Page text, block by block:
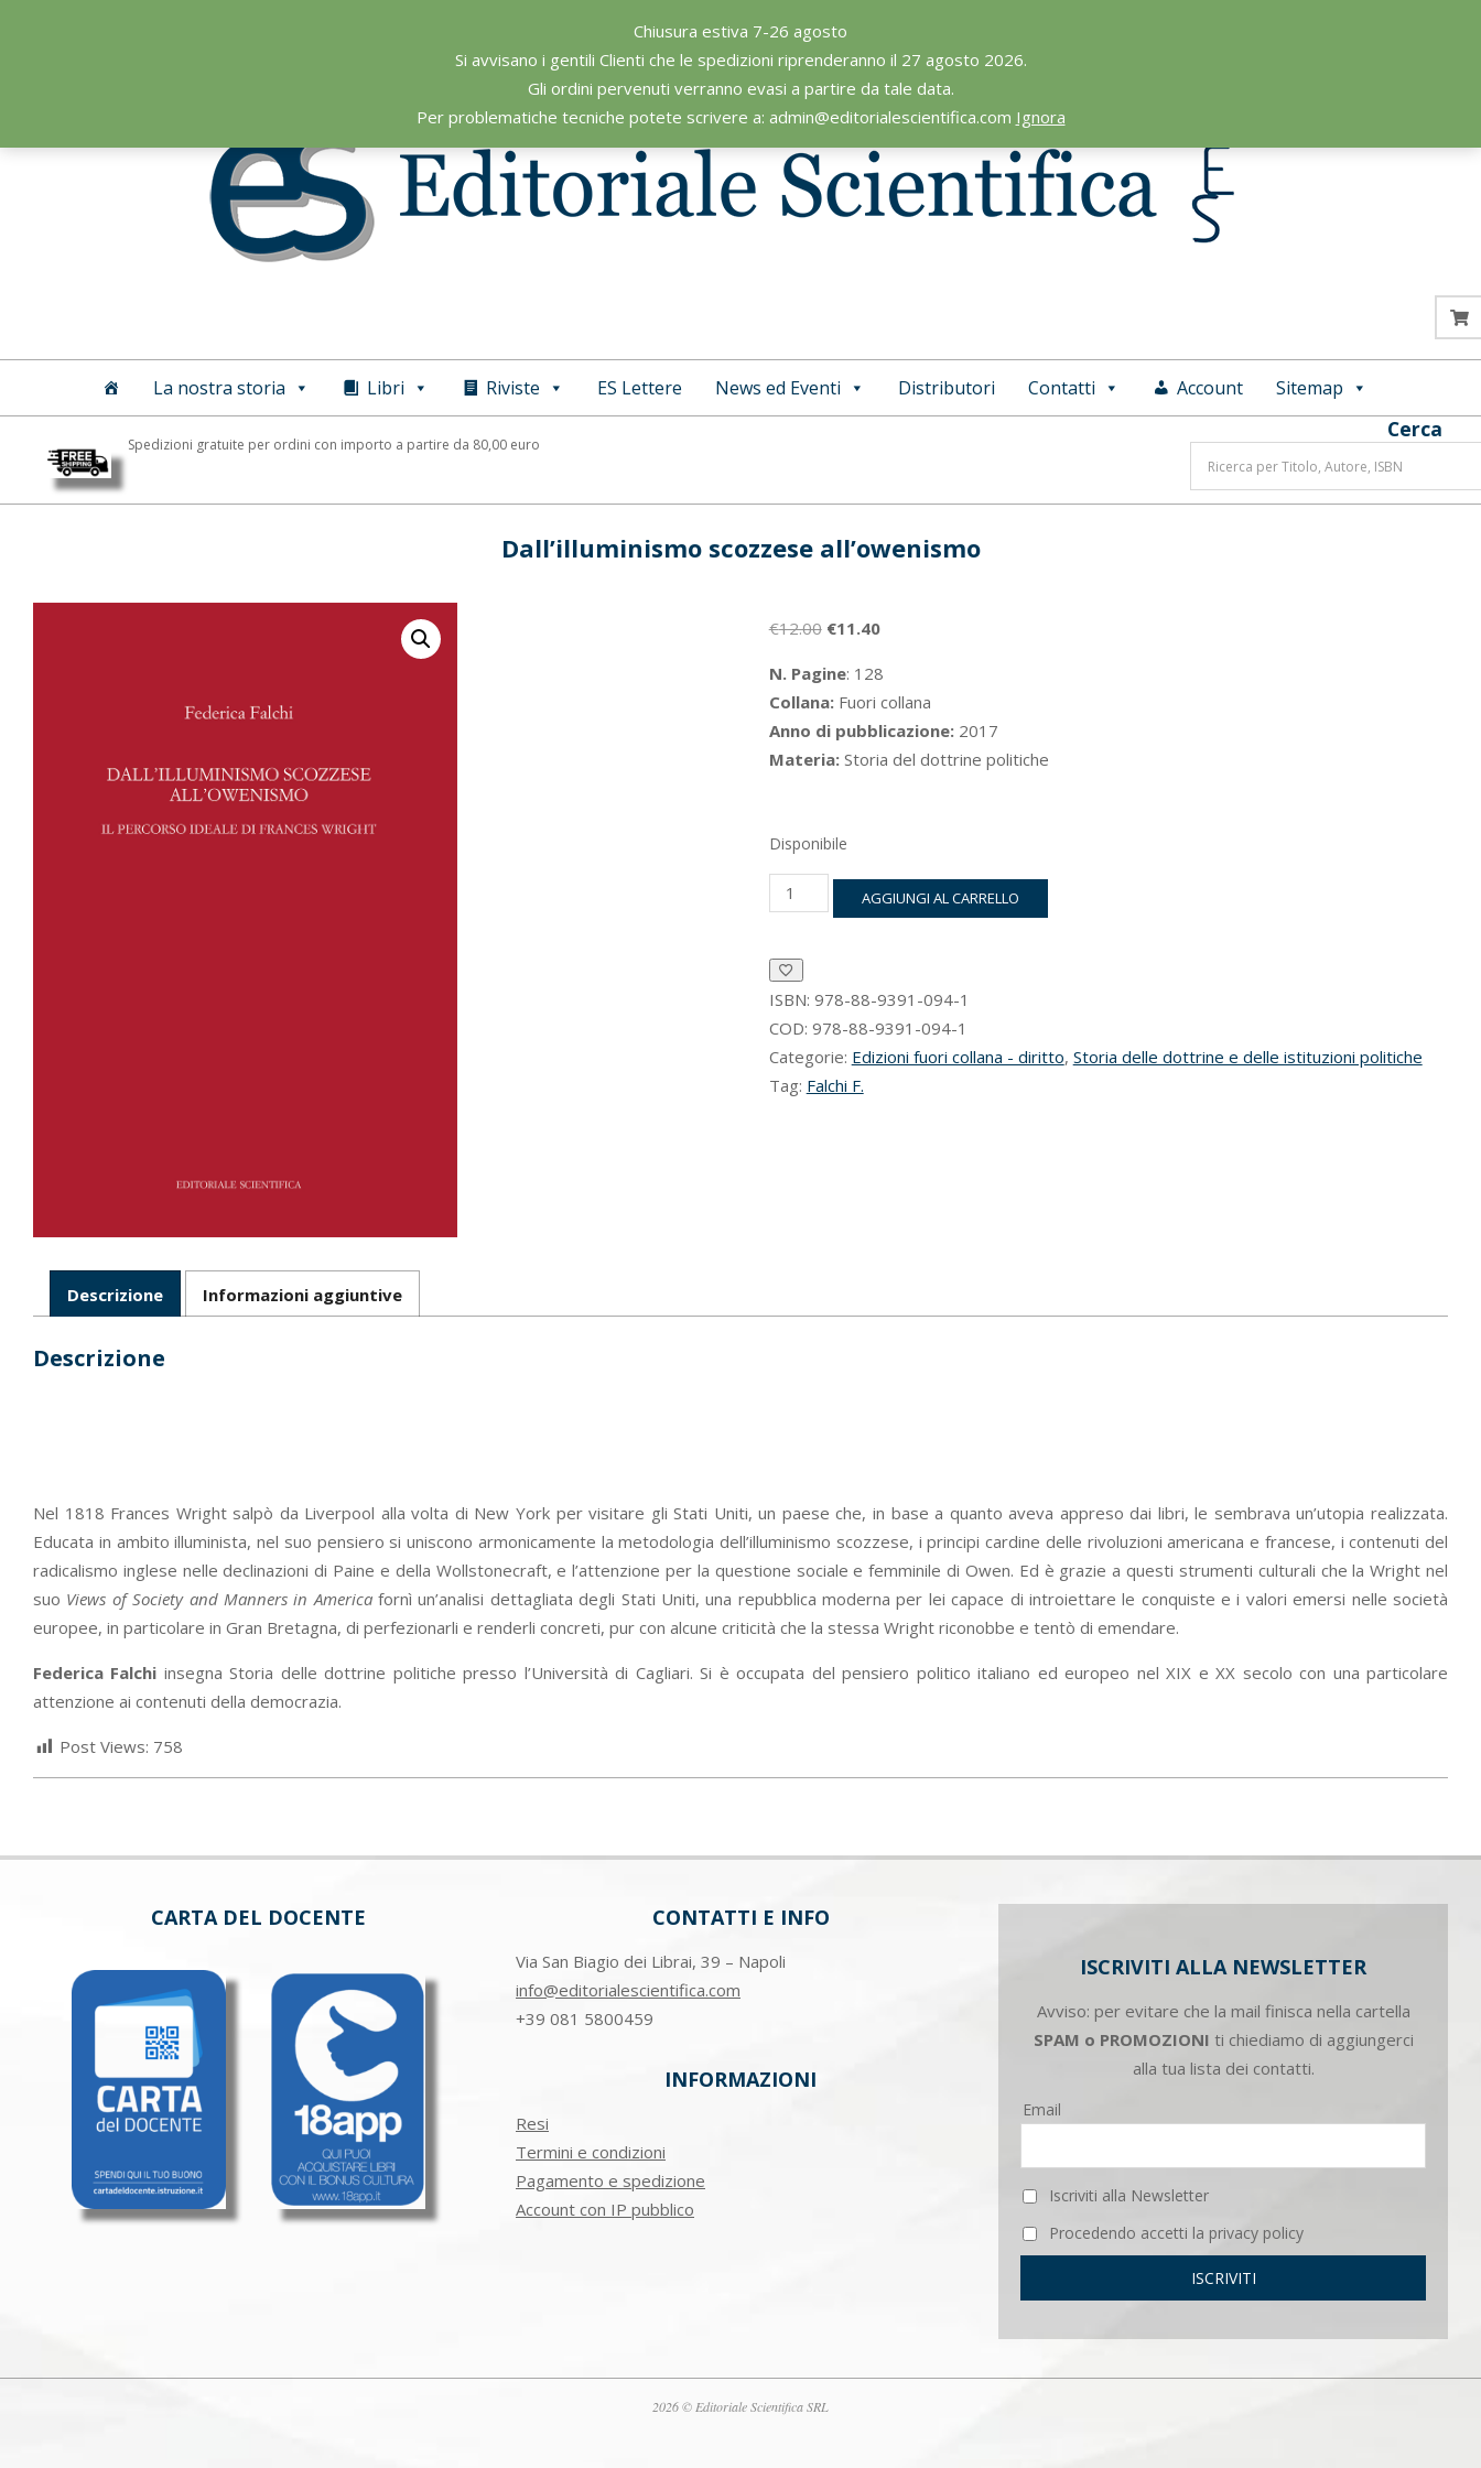
Chiusura estiva 7-26 agosto
Si avvisano i gentili Clienti che le spedizioni riprenderanno il 27 agosto 2026.
Gli ordini pervenuti verranno evasi a partire da tale data.
Per problematiche tecniche potete scrivere a: admin@editorialescientifica.com Ignora
Editoriale
Scientifica
Primary
La nostra storia Libri Riviste ES Lettere News ed Eventi Distributori Contatti Account Sitemap
Spedizioni gratuite per ordini con importo a partire da 80,00 euro
Cerca
Dall’illuminismo scozzese all’owenismo
€12.00 Il
originale
era:
€12.00.
€11.40Il
attuale
è:
€11.40.
N. Pagine: 128
Collana:Fuori collana
Anno di pubblicazione:2017
Materia:Storia del dottrine politiche
Disponibile
Dall’illuminismo
scozzese
AGGIUNGI AL CARRELLO
ISBN: 978-88-9391-094-1
COD: 978-88-9391-094-1
Categorie: Edizioni fuori collana - diritto, Storia delle dottrine e delle istituzioni politiche
Tag: Falchi F.
Descrizione Informazioni aggiuntive
Descrizione
Nel 1818 Frances Wright salpò da Liverpool alla volta di New York per visitare gli Stati Uniti, un paese che, in base a quanto aveva appreso dai libri, le sembrava un’utopia realizzata.
Educata in ambito illuminista, nel suo pensiero si uniscono armonicamente la metodologia dell’illuminismo scozzese, i principi cardine delle rivoluzioni americana e francese, i contenuti del
radicalismo inglese nelle declinazioni di Paine e della Wollstonecraft, e l’attenzione per la questione sociale e femminile di Owen. Ed è grazie a questi strumenti culturali che la Wright nel
suo Views of Society and Manners in Americafornì un’analisi dettagliata degli Stati Uniti, una repubblica moderna per lei capace di introiettare le conquiste e i valori emersi nelle società
europee, in particolare in Gran Bretagna, di perfezionarli e renderli concreti, pur con alcune criticità che la stessa Wright riconobbe e tentò di emendare.
Federica Falchi insegna Storia delle dottrine politiche presso l’Università di Cagliari. Si è occupata del pensiero politico italiano ed europeo nel XIX e XX secolo con una particolare
attenzione ai contenuti della democrazia.
Post Views: 758
CARTA DEL DOCENTE CONTATTI E INFO
Via San Biagio dei Librai, 39 – Napoli
info@editorialescientifica.com
+39 081 5800459
INFORMAZIONI
Resi
Termini e condizioni
Pagamento e spedizione
Account con IP pubblico
ISCRIVITI ALLA NEWSLETTER
Avviso: per evitare che la mail finisca nella cartella
SPAM o PROMOZIONI ti chiediamo di aggiungerci
alla tua lista dei contatti.
Email
Iscriviti alla Newsletter
Procedendo accetti la privacy policy
2026 © Editoriale Scientifica SRL